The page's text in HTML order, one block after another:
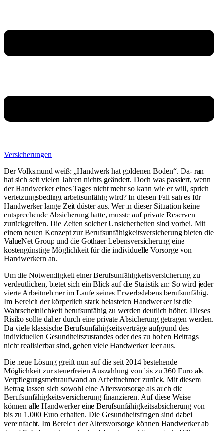
Versicherungen
Der Volksmund weiß: „Handwerk hat goldenen Boden“. Da- ran
hat sich seit vielen Jahren nichts geändert. Doch was passiert, wenn
der Handwerker eines Tages nicht mehr so kann wie er will, sprich
verletzungsbedingt arbeitsunfähig wird? In diesen Fall sah es für
Handwerker lange Zeit düster aus. Wer in dieser Situation keine
entsprechende Absicherung hatte, musste auf private Reserven
zurückgreifen. Die Zeiten solcher Unsicherheiten sind vorbei. Mit
einem neuen Konzept zur Berufsunfähigkeitsversicherung bieten die
ValueNet Group und die Gothaer Lebensversicherung eine
kostengünstige Möglichkeit für die individuelle Vorsorge von
Handwerkern an.
Um die Notwendigkeit einer Berufsunfähigkeitsversicherung zu
verdeutlichen, bietet sich ein Blick auf die Statistik an: So wird jeder
vierte Arbeitnehmer im Laufe seines Erwerbslebens berufsunfähig.
Im Bereich der körperlich stark belasteten Handwerker ist die
Wahrscheinlichkeit berufsunfähig zu werden deutlich höher. Dieses
Risiko sollte daher durch eine private Absicherung getragen werden.
Da viele klassische Berufsunfähigkeitsverträge aufgrund des
individuellen Gesundheitszustandes oder des zu hohen Beitrags
nicht realisierbar sind, gehen viele Handwerker leer aus.
Die neue Lösung greift nun auf die seit 2014 bestehende
Möglichkeit zur steuerfreien Auszahlung von bis zu 360 Euro als
Verpflegungsmehraufwand an Arbeitnehmer zurück. Mit diesem
Betrag lassen sich sowohl eine Altersvorsorge als auch die
Berufsunfähigkeitsversicherung finanzieren. Auf diese Weise
können alle Handwerker eine Berufsunfähigkeitsabsicherung von
bis zu 1.000 Euro erhalten. Die Gesundheitsfragen sind dabei
vereinfacht. Im Bereich der Altersvorsorge können Handwerker ab